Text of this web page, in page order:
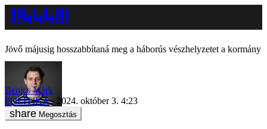
Jövő májusig hosszabbítaná meg a háborús vészhelyzetet a kormány
Benics Márk
POLITIKA
2024. október 3. 4:23
Megosztás